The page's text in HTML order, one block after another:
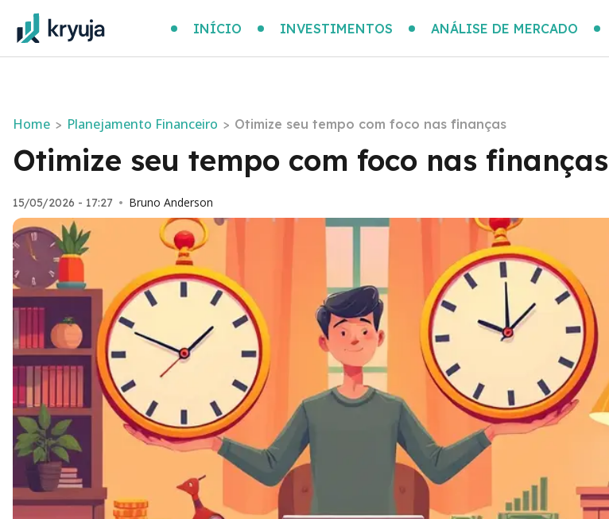
INÍCIO INVESTIMENTOS ANÁLISE DE MERCADO
Home > Planejamento Financeiro > Otimize seu tempo com foco nas finanças
Otimize seu tempo com foco nas finanças
15/05/2026 - 17:27 • Bruno Anderson